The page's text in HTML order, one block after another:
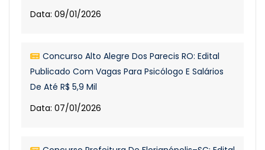
Data: 09/01/2026
Concurso Alto Alegre Dos Parecis RO: Edital
Publicado Com Vagas Para Psicólogo E Salários
De Até R$ 5,9 Mil
Data: 07/01/2026